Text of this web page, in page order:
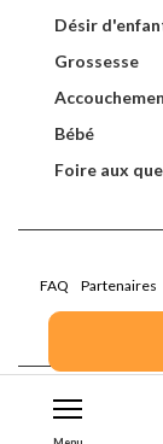
Désir
Grossesse
Bébé
Foire aux
FAQ Partenaires